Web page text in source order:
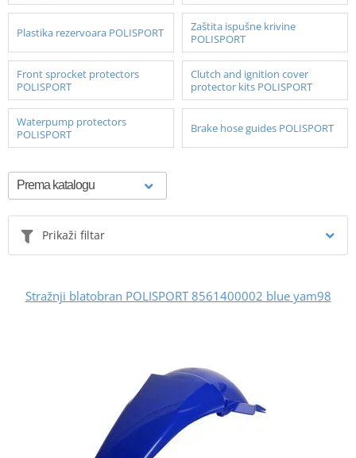
Plastika rezervoara POLISPORT
Zaštita ispušne krivine
POLISPORT
Front sprocket protectors
POLISPORT
Clutch and ignition cover
protector kits POLISPORT
Waterpump protectors
POLISPORT
Brake hose guides POLISPORT
Prikaži filtar
Stražnji blatobran POLISPORT 8561400002 blue yam98